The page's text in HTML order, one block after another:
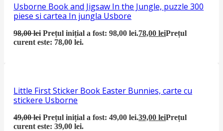
Usborne Book and Jigsaw In the Jungle, puzzle 300
piese si cartea In jungla Usbore
98,00lei Prețul inițial a fost: 98,00 lei.78,00leiPrețul
curent este: 78,00 lei.
Little First Sticker Book Easter Bunnies, carte cu
stickere Usborne
49,00lei Prețul inițial a fost: 49,00 lei.39,00leiPrețul
curent este: 39,00 lei.